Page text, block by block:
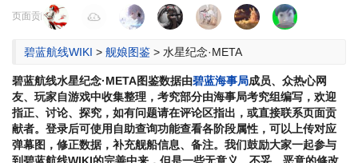
跳
跳
页面贡献者 :
碧蓝航线WIKI > 舰娘图鉴 > 水星纪念·META
碧蓝航线水星纪念·META图鉴数据由碧蓝海事局成员、众热心网
友、玩家自游戏中收集整理，考究部分由海事局考究组编写，欢迎
指正、讨论、探究，如有问题请在评论区指出，或直接联系页面贡
献者。登录后可使用自助查询功能查看各阶段属性，可以上传对应
弹幕图，修正数据，补充舰船信息、备注。我们鼓励大家一起参与